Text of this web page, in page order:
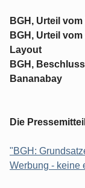
BGH, Urteil
BGH, Urteil
Layout
BGH,
Bananabay
Die
"BGH:
Werbung - keine